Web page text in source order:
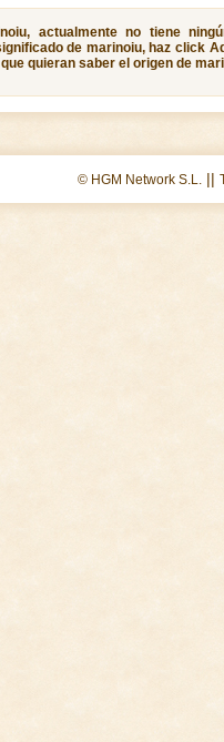
actualmente no tiene
de marinoiu, haz click
quieran saber el origen de
© HGM Network S.L. ||